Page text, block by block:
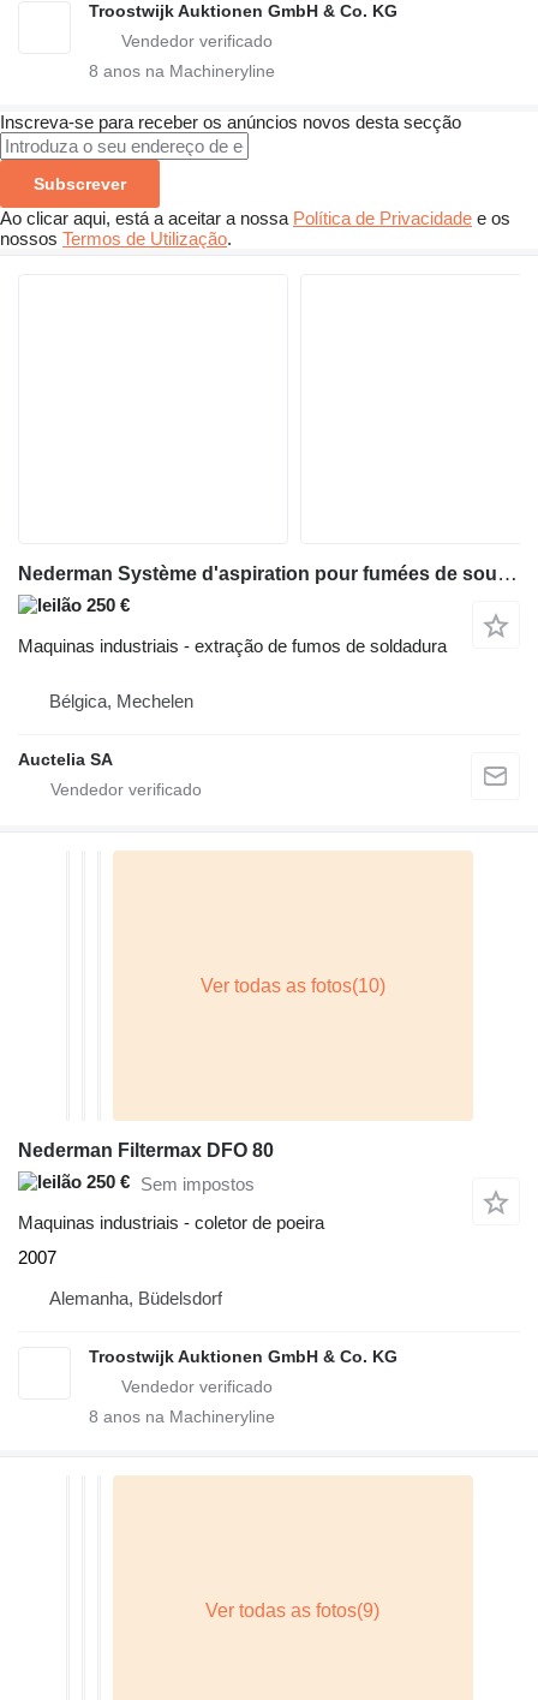
Troostwijk Auktionen GmbH & Co. KG
8 anos na Machineryline
Inscreva-se para receber os anúncios novos desta secção
Subscrever
Ao clicar aqui, está a aceitar a nossa Política de Privacidade e os
nossos Termos de Utilização.
Nederman Système d'aspiration pour fumées de soudure Nedermann
250 €
Maquinas industriais - extração de fumos de soldadura
Bélgica, Mechelen
Auctelia SA
Nederman Filtermax DFO 80
250 € Sem impostos
Maquinas industriais - coletor de poeira
2007
Alemanha, Büdelsdorf
Troostwijk Auktionen GmbH & Co. KG
8 anos na Machineryline